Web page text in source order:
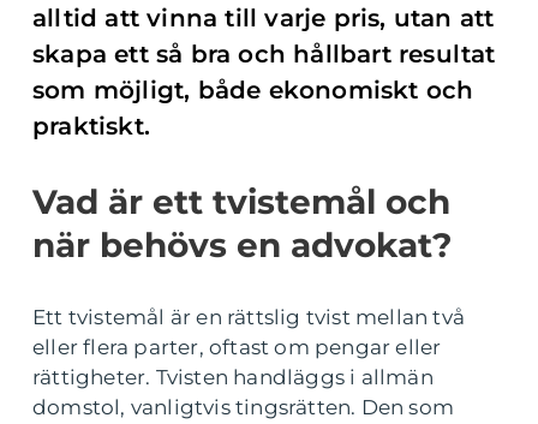
alltid att vinna till varje pris, utan att
skapa ett så bra och hållbart resultat
som möjligt, både ekonomiskt och
praktiskt.
Vad är ett tvistemål och
när behövs en advokat?
Ett tvistemål är en rättslig tvist mellan två
eller flera parter, oftast om pengar eller
rättigheter. Tvisten handläggs i allmän
domstol, vanligtvis tingsrätten. Den som